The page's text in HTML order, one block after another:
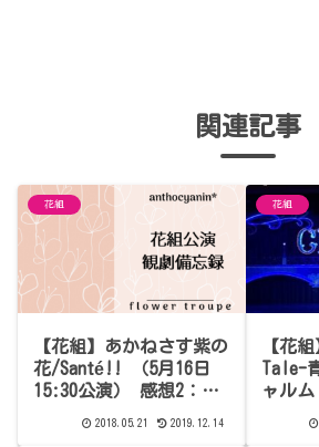
関連記事
花組
【花組】あかねさす紫の
花/Santé!! （5月16日
15:30公演） 感想2：キ
2018.05.21 2019.12.14
花組
【花
Tale-
ャルム